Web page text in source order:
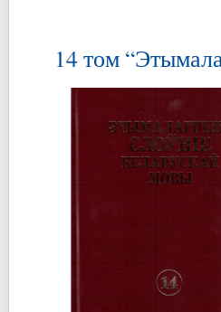
14 том